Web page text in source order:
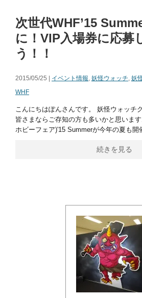
次世代WHF’15
に！VIP入場券に応募
う！！
2015/05/25 | イベント情報, 妖怪ウォッチ, 妖
WHF
こんにちはぽんさんです。 妖怪ウォッチ
皆さまならご存知の方も多いかと思いま
ホビーフェア)'15 Summerが今年の夏も開
続きを見る